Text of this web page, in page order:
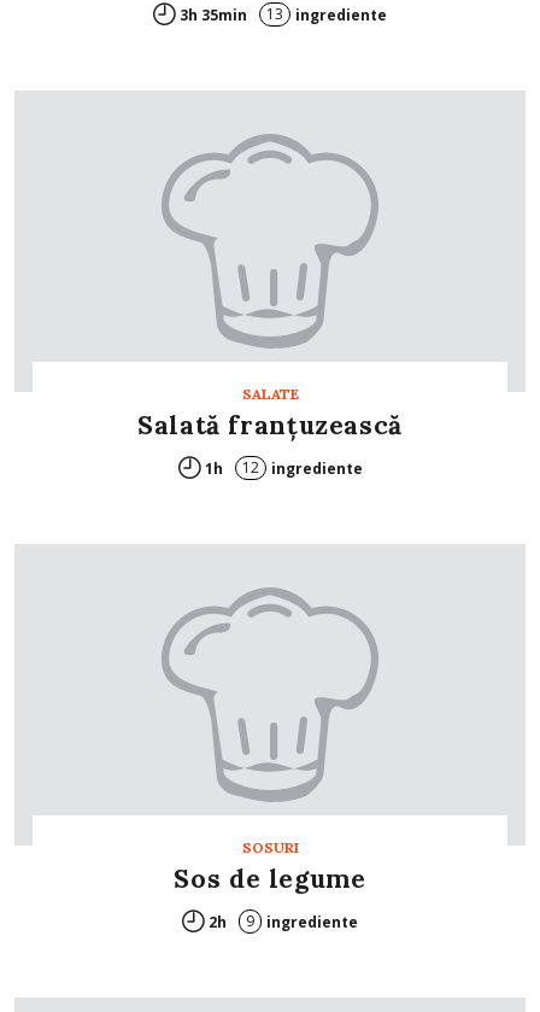
3h 35min 13 ingrediente
SALATE
Salată franţuzească
1h 12 ingrediente
SOSURI
Sos de legume
2h 9 ingrediente